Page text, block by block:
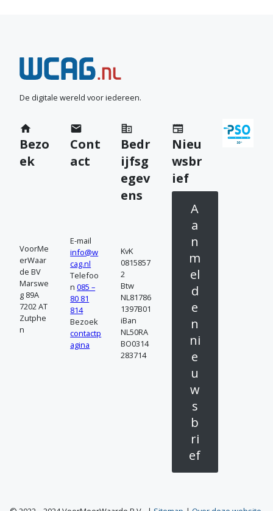
N
e
e
m
c
o
c
t
o
p
De digitale wereld voor iedereen.
Bezo
ek
VoorMe
erWaar
de BV
Marswe
g 89A
7202 AT
Zutphe
n
Cont
act
E-mail
info@w
cag.nl
Telefoo
n085 –
80 81
814
Bezoek
contactp
agina
Bedr
ijfsg
egev
ens
KvK
0815857
2
Btw
NL81786
1397B01
iBan
NL50RA
BO0314
283714
Nieu
wsbr
ief
A
a
n
m
el
d
e
n
ni
e
u
w
s
b
ri
ef